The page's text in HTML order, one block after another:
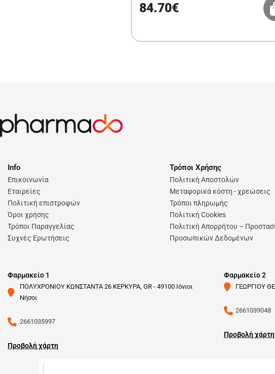
84.70€
Info
Επικοινωνία
Εταιρείες
Πολιτική επιστροφών
Όροι χρήσης
Τρόποι Παραγγελίας
Συχνές Ερωτήσεις
Τρόποι Χρήσης
Πολιτική Αποστολών
Μεταφορικά κόστη - χρεώσεις
Τρόποι πληρωμής
Πολιτική Cookies
Πολιτική Απορρήτου –
Προσωπικών Δεδομένων
Φαρμακείο 1
ΠΟΛΥΧΡΟΝΙΟΥ ΚΩΝΣΤΑΝΤΑ 26 ΚΕΡΚΥΡΑ, GR - 49100 Ιόνιοι
Νήσοι
2661035997
Προβολή χάρτη
Φαρμακείο 2
ΓΕΩΡΓΙΟΥ
2661039048
Προβολή χάρτη